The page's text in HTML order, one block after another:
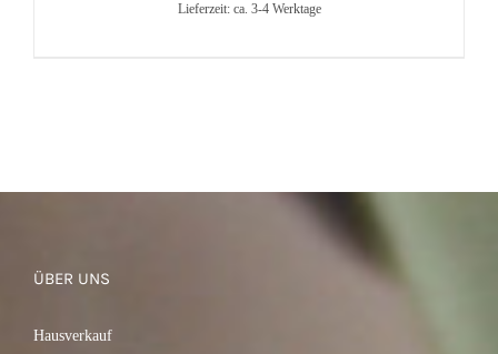
Lieferzeit: ca. 3-4 Werktage
ÜBER UNS
Hausverkauf